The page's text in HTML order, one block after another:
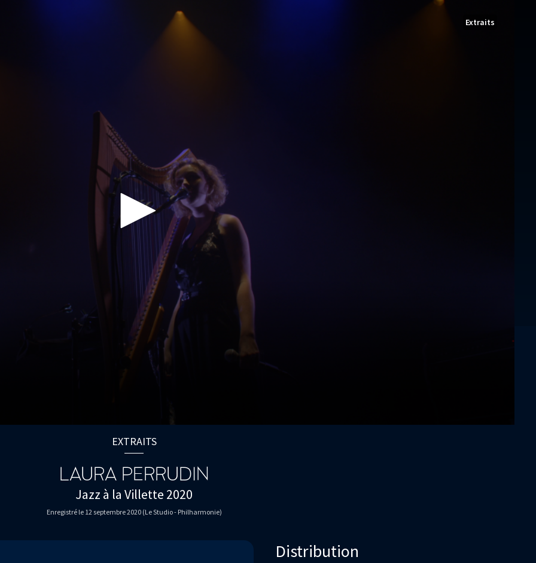
Extraits
EXTRAITS
LAURA PERRUDIN
Jazz à la Villette 2020
Enregistré le 12 septembre 2020 (Le Studio - Philharmonie)
Distribution